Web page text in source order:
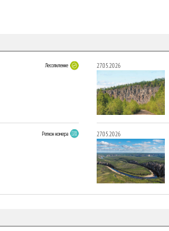
Лесопиление
Регион номера
27.05.2026
27.05.2026